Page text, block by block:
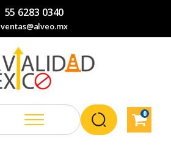
55 6283 0340
ventas@alveo.mx
0